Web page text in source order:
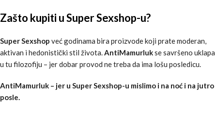
Zašto kupiti u Super Sexshop-u?
Super Sexshop već godinama bira proizvode koji prate moderan,
aktivan i hedonistički stil života.AntiMamurlukse savršeno uklapa
u tu filozofiju – jer dobar provod ne treba da ima lošu posledicu.
AntiMamurluk – jer u Super Sexshop-u mislimo i na noć i na jutro
posle.